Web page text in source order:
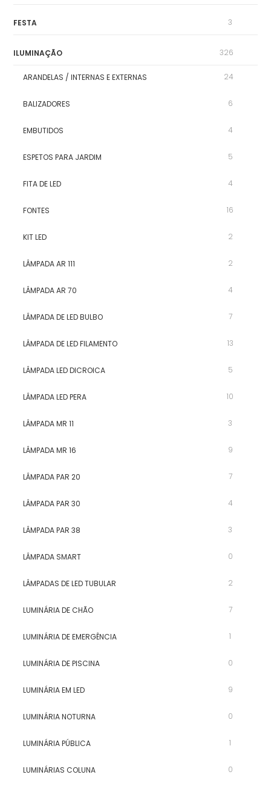
FESTA 3
ILUMINAÇÃO 326
ARANDELAS / INTERNAS E EXTERNAS 24
BALIZADORES 6
EMBUTIDOS 4
ESPETOS PARA JARDIM 5
FITA DE LED 4
FONTES 16
KIT LED 2
LÂMPADA AR 111 2
LÂMPADA AR 70 4
LÂMPADA DE LED BULBO 7
LÂMPADA DE LED FILAMENTO 13
LÂMPADA LED DICROICA 5
LÂMPADA LED PERA 10
LÂMPADA MR 11 3
LÂMPADA MR 16 9
LÂMPADA PAR 20 7
LÂMPADA PAR 30 4
LÂMPADA PAR 38 3
LÂMPADA SMART 0
LÂMPADAS DE LED TUBULAR 2
LUMINÁRIA DE CHÃO 7
LUMINÁRIA DE EMERGÊNCIA 1
LUMINÁRIA DE PISCINA 0
LUMINÁRIA EM LED 9
LUMINÁRIA NOTURNA 0
LUMINÁRIA PÚBLICA 1
LUMINÁRIAS COLUNA 0